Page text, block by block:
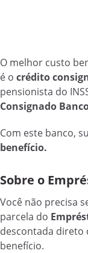
O melhor custo
é o crédito
pensionista do
Consignado
Com este banco,
benefício.
Sobre o
Você não precisa
parcela do
descontada direto
benefício.